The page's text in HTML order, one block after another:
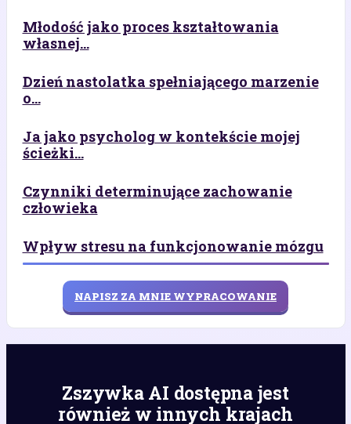
Młodość jako proces kształtowania
własnej...
Dzień nastolatka spełniającego marzenie
o...
Ja jako psycholog w kontekście mojej
ścieżki...
Czynniki determinujące zachowanie
człowieka
Wpływ stresu na funkcjonowanie mózgu
NAPISZ ZA MNIE WYPRACOWANIE
Zszywka AI dostępna jest
również w innych krajach